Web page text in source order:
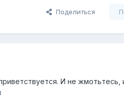
Поделиться
И не жмотьтесь,